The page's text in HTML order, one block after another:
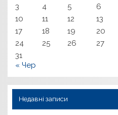
3
4 5 6
10
11 12 13
17
18 19 20
24
25 26 27
31
« Чер
Недавні записи